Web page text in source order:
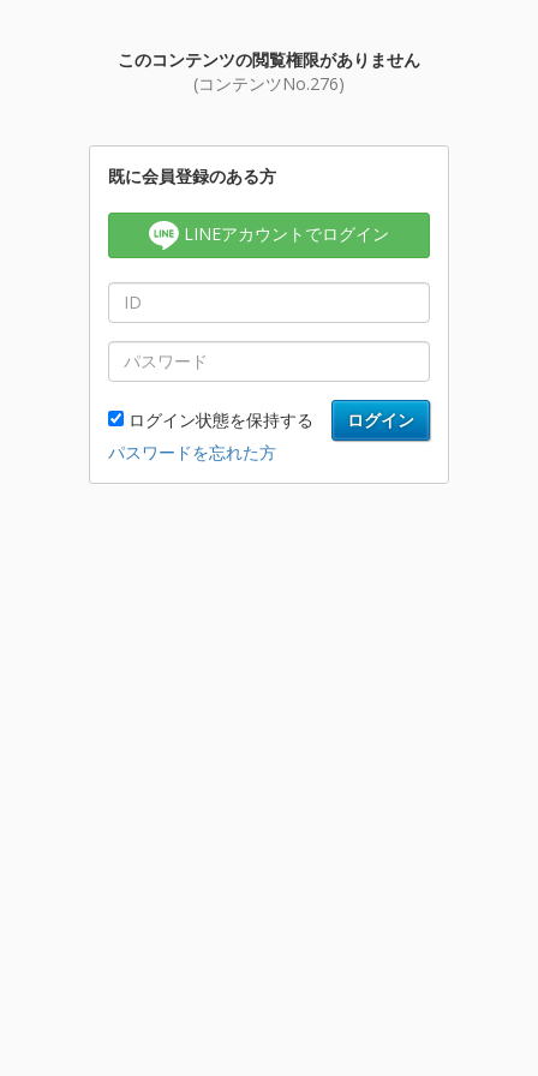
このコンテンツの閲覧権限がありません
(コンテンツNo.276)
既に会員登録のある方
LINEアカウントでログイン
ログイン
ログイン状態を保持する
パスワードを忘れた方